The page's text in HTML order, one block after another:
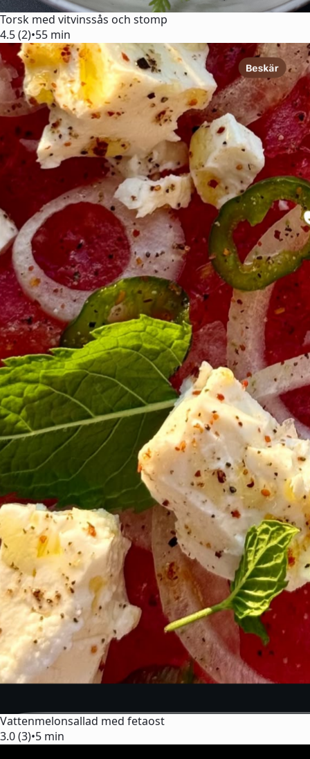
Torsk med vitvinssås och stomp
4.5 (2)•55 min
Vattenmelonsallad med fetaost
3.0 (3)•5 min